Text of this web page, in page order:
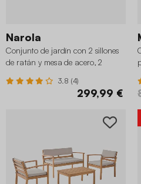
Narola
Conjunto de jardín con 2 sillones
de ratán y mesa de acero, 2
3.8 (4)
299,99 €